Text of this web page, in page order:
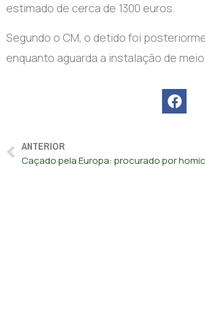
estimado de cerca de 1300 euros.
Segundo o CM, o detido foi
enquanto aguarda a instalação de
ANTERIOR